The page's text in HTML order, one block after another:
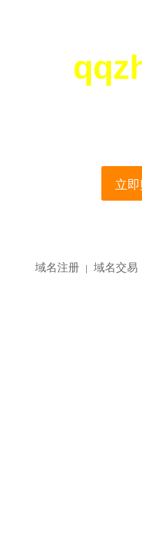
立
域名注册 | 域名交易